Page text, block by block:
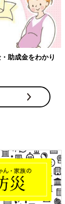
助成金をわかり